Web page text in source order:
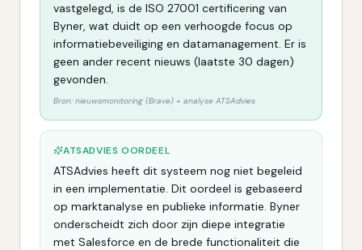
vastgelegd, is de ISO 27001 certificering van
Byner, wat duidt op een verhoogde focus op
informatiebeveiliging en datamanagement. Er is
geen ander recent nieuws (laatste 30 dagen)
gevonden.
Bron: nieuwsmonitoring (Brave) + analyse ATSAdvies
ATSADVIES OORDEEL
ATSAdvies heeft dit systeem nog niet begeleid
in een implementatie. Dit oordeel is gebaseerd
op marktanalyse en publieke informatie. Byner
onderscheidt zich door zijn diepe integratie
met Salesforce en de brede functionaliteit die